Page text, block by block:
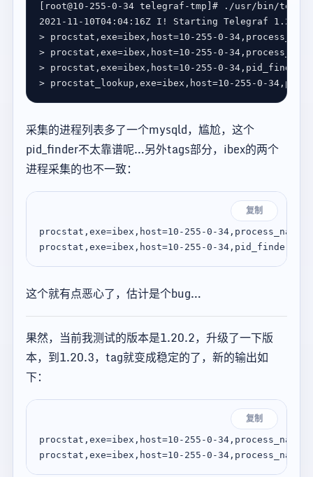
root@10-255-0-34 telegraf-tmp # ./usr/bin/
> procstat,exe=ibex,host=10-255-0-34,process_name
> procstat,exe=ibex,host=10-255-0-34,process_name
> procstat,exe=ibex,host=10-255-0-34,pid_finder
> procstat_lookup,exe=ibex,host=10-255-0-
采集的进程列表多了一个mysqld，尴尬，这个
pid_finder不太靠谱呢…另外tags部分，ibex的两个
进程采集的也不一致：
复制
procstat,exe=ibex,host=10-255-0-
这个就有点恶心了，估计是个bug…
果然，当前我测试的版本是1.20.2，升级了一下版
本，到1.20.3，tag就变成稳定的了，新的输出如
下：
复制
procstat,exe=ibex,host=10-255-0-